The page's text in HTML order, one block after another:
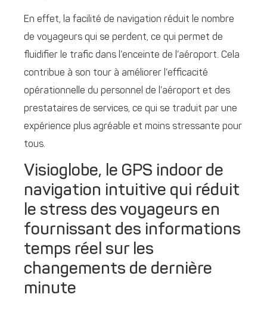
En effet, la facilité de navigation réduit le nombre
de voyageurs qui se perdent, ce qui permet de
fluidifier le trafic dans l’enceinte de l’aéroport. Cela
contribue à son tour à améliorer l’efficacité
opérationnelle du personnel de l’aéroport et des
prestataires de services, ce qui se traduit par une
expérience plus agréable et moins stressante pour
tous.
Visioglobe, le GPS indoor de
navigation intuitive qui réduit
le stress des voyageurs en
fournissant des informations
temps réel sur les
changements de dernière
minute